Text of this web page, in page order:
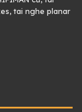
, tai nghe planar